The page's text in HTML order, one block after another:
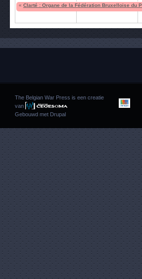
« Clarté : Organe de la Fédération Bruxelloise du
The Belgian War Press is een creatie
van
Gebouwd met Drupal